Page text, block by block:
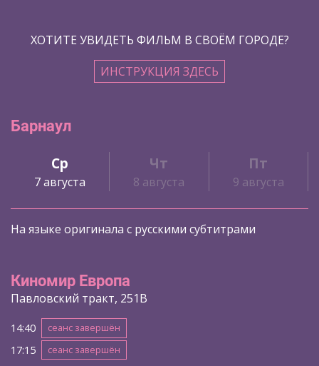
ХОТИТЕ УВИДЕТЬ ФИЛЬМ В СВОЁМ ГОРОДЕ?
ИНСТРУКЦИЯ ЗДЕСЬ
Барнаул
Ср
7 августа
Чт
8 августа
Пт
9 августа
На языке оригинала с русскими субтитрами
Киномир Европа
Павловский тракт, 251В
14:40 сеанс завершён
17:15 сеанс завершён